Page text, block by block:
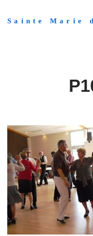
Aller
Sainte Marie